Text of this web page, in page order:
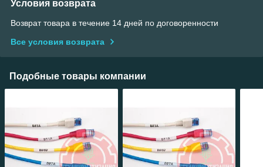
Условия возврата
Возврат товара в течение 14 дней по договоренности
Все условия возврата
Подобные товары компании